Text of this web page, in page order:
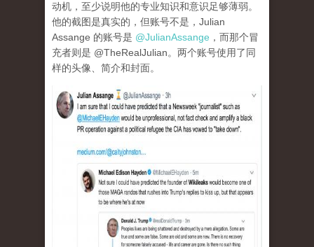
动机，至少说明他的专业知识和意识足够薄弱。
他的截图是真实的，但账号不是，Julian
Assange 的账号是 @JulianAssange ，而那个冒
充者则是 @TheRealJulian。两个账号使用了同
样的头像、简介和封面。